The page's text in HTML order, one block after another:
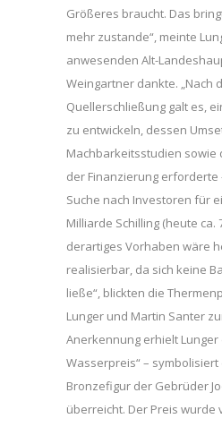
Größeres braucht. Das
mehr zustande“, meinte
anwesenden Alt-
Weingartner dankte. „Nach
Quellerschließung galt es,
zu entwickeln, dessen
Machbarkeitsstudien sowie
der Finanzierung erforderte
Suche nach Investoren für
Milliarde Schilling (heute ca.
derartiges Vorhaben wäre
realisierbar, da sich keine
ließe“, blickten die
Lunger und Martin Santer
Anerkennung erhielt Lunger
Wasserpreis“ –
Bronzefigur der Gebrüder
überreicht. Der Preis wurde